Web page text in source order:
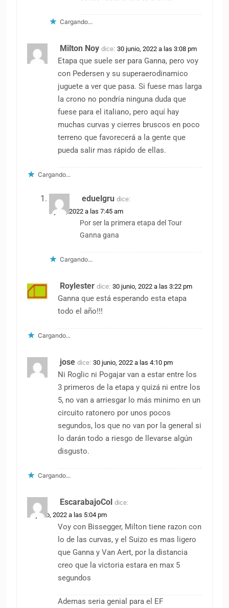
Cargando...
Milton Noy dice: 30 junio, 2022 a las 3:08 pm
Etapa que suele ser para Ganna, pero voy
con Pedersen y su superaerodinamico
juguete a ver que pasa. Si fuese mas larga
la crono no pondría ninguna duda que
fuese para el italiano, pero aquí hay
muchas curvas y cierres bruscos en poco
terreno que favorecerá a la gente que
pueda salir mas rápido de ellas.
Cargando...
eduelgru dice:
1 julio, 2022 a las 7:45 am
Por ser la primera etapa del Tour
Ganna gana
Cargando...
Roylester dice: 30 junio, 2022 a las 3:22 pm
Ganna que está esperando esta etapa
todo el año!!!
Cargando...
jose dice: 30 junio, 2022 a las 4:10 pm
Ni Roglic ni Pogajar van a estar entre los
3 primeros de la etapa y quizá ni entre los
5, no van a arriesgar lo más minimo en un
circuito ratonero por unos pocos
segundos, los que no van por la general si
lo darán todo a riesgo de llevarse algún
disgusto.
Cargando...
EscarabajoCol dice:
30 junio, 2022 a las 5:04 pm
Voy con Bissegger, Milton tiene razon con
lo de las curvas, y el Suizo es mas ligero
que Ganna y Van Aert, por la distancia
creo que la victoria estara en max 5
segundos
Ademas seria genial para el EF